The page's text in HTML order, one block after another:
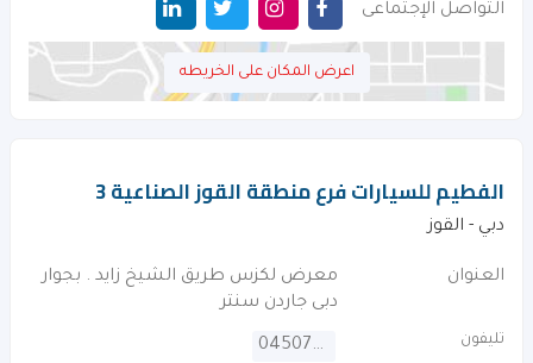
التواصل الإجتماعى
اعرض المكان على الخريطه
الفطيم للسيارات فرع منطقة القوز الصناعية 3
دبي - القوز
العنوان
معرض لكزس طريق الشيخ زايد . بجوار
دبى جاردن سنتر
تليفون 045076300